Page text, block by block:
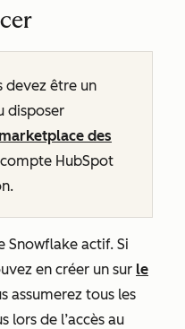
devez être un
disposer
des
HubSpot
Snowflake actif. Si
en créer un sur le
assumerez tous les
lors de l’accès au